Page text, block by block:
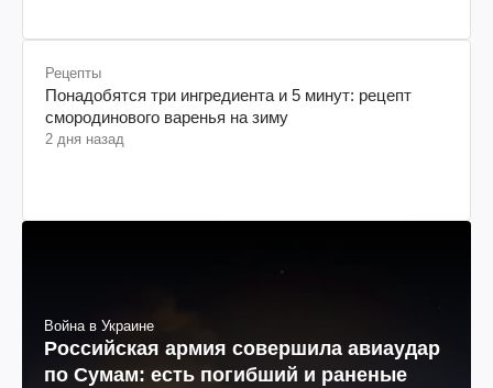
Рецепты
Понадобятся три ингредиента и 5 минут: рецепт
смородинового варенья на зиму
2 дня назад
Война в Украине
Российская армия совершила авиаудар
по Сумам: есть погибший и раненые